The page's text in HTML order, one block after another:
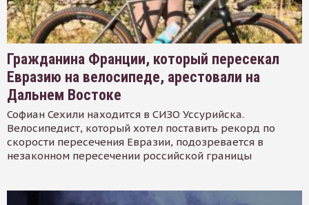
Гражданина Франции, который пересекал
Евразию на велосипеде, арестовали на
Дальнем Востоке
Софиан Сехили находится в СИЗО Уссурийска.
Велосипедист, который хотел поставить рекорд по
скорости пересечения Евразии, подозревается в
незаконном пересечении российской границы